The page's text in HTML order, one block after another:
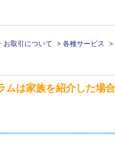
お取引について > 各種サービス >
ムは家族を紹介した場